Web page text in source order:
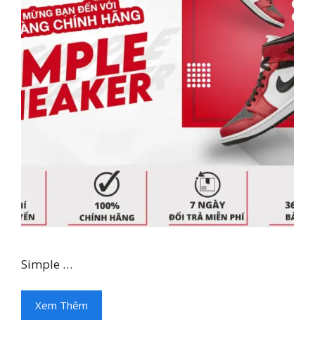
Simple …
Xem Thêm